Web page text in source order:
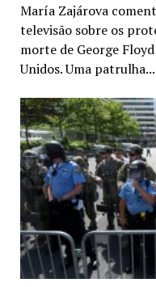
María Zajárova
televisão sobre os
morte de George
Unidos. Uma patrulha...